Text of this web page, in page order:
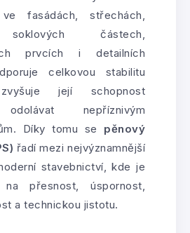
fasádách, střechách,
soklových částech,
prvcích i detailních
celkovou stabilitu
její schopnost
nepříznivým
Díky tomu se pěnový
řadí mezi nejvýznamnější
stavebnictví, kde je
přesnost, úspornost,
a technickou jistotu.